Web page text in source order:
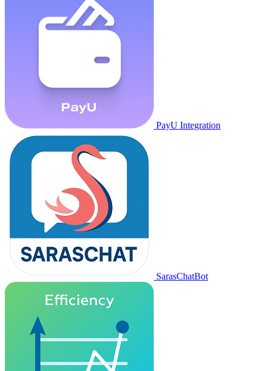
PayU Integration
SarasChatBot